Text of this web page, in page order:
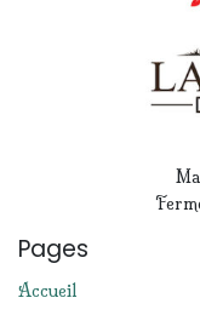
Pages
Accueil